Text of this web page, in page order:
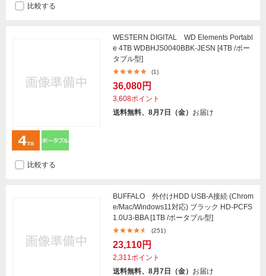
比較する
WESTERN DIGITAL WD Elements Portabl
e 4TB WDBHJS0040BBK-JESN [4TB /ポー
タブル型]
(1)
36,080円
3,608ポイント
送料無料、8月7日（金） お届け
比較する
BUFFALO 外付けHDD USB-A接続 (Chrom
e/Mac/Windows11対応) ブラック HD-PCFS
1.0U3-BBA [1TB /ポータブル型]
(251)
23,110円
2,311ポイント
送料無料、8月7日（金） お届け